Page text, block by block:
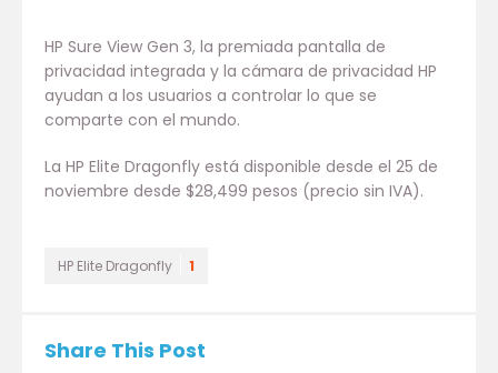
HP Sure View Gen 3, la premiada pantalla de
privacidad integrada y la cámara de privacidad HP
ayudan a los usuarios a controlar lo que se
comparte con el mundo.
La HP Elite Dragonfly está disponible desde el 25 de
noviembre desde $28,499 pesos (precio sin IVA).
HP Elite Dragonfly 1
Share This Post